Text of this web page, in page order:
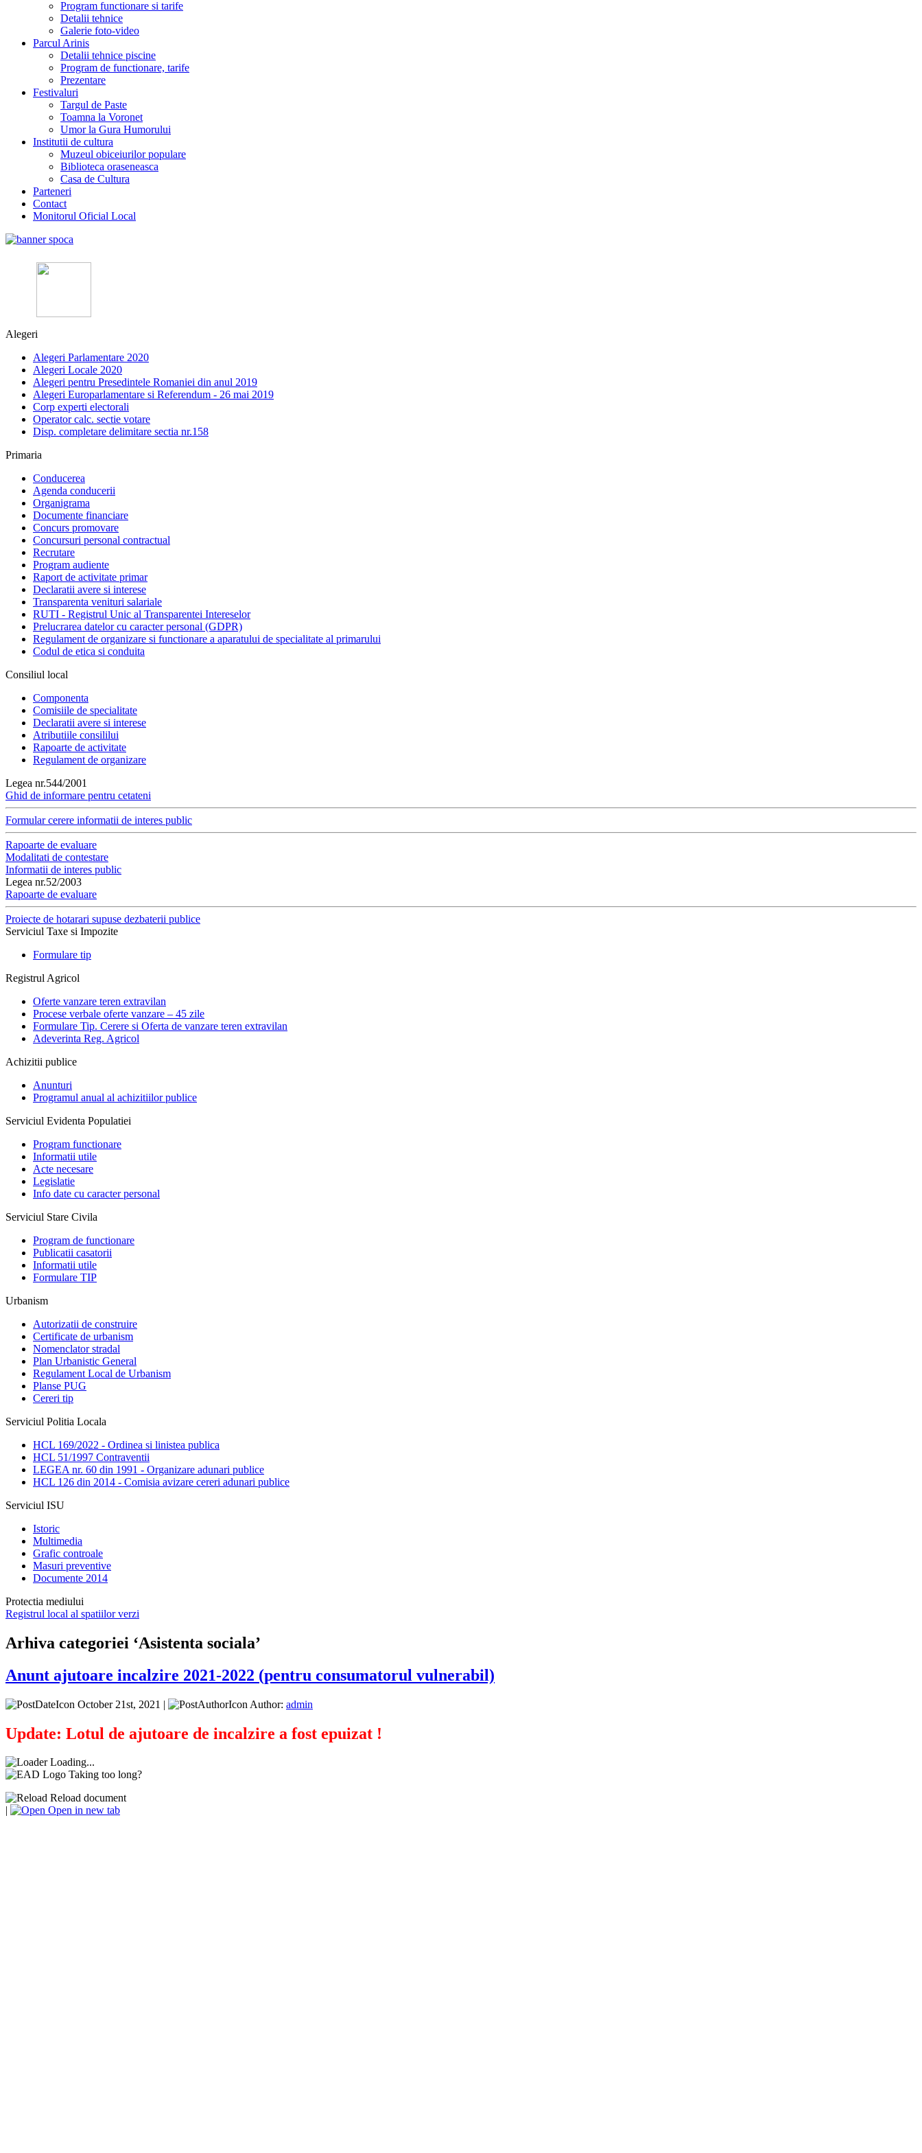
Program functionare si tarife
Detalii tehnice
Galerie foto-video
Parcul Arinis
Detalii tehnice piscine
Program de functionare, tarife
Prezentare
Festivaluri
Targul de Paste
Toamna la Voronet
Umor la Gura Humorului
Institutii de cultura
Muzeul obiceiurilor populare
Biblioteca oraseneasca
Casa de Cultura
Parteneri
Contact
Monitorul Oficial Local
Alegeri
Alegeri Parlamentare 2020
Alegeri Locale 2020
Alegeri pentru Presedintele Romaniei din anul 2019
Alegeri Europarlamentare si Referendum - 26 mai 2019
Corp experti electorali
Operator calc. sectie votare
Disp. completare delimitare sectia nr.158
Primaria
Conducerea
Agenda conducerii
Organigrama
Documente financiare
Concurs promovare
Concursuri personal contractual
Recrutare
Program audiente
Raport de activitate primar
Declaratii avere si interese
Transparenta venituri salariale
RUTI - Registrul Unic al Transparentei Intereselor
Prelucrarea datelor cu caracter personal (GDPR)
Regulament de organizare si functionare a aparatului de specialitate al primarului
Codul de etica si conduita
Consiliul local
Componenta
Comisiile de specialitate
Declaratii avere si interese
Atributiile consililui
Rapoarte de activitate
Regulament de organizare
Legea nr.544/2001
Ghid de informare pentru cetateni
Formular cerere informatii de interes public
Rapoarte de evaluare
Modalitati de contestare
Informatii de interes public
Legea nr.52/2003
Rapoarte de evaluare
Proiecte de hotarari supuse dezbaterii publice
Serviciul Taxe si Impozite
Formulare tip
Registrul Agricol
Oferte vanzare teren extravilan
Procese verbale oferte vanzare – 45 zile
Formulare Tip. Cerere si Oferta de vanzare teren extravilan
Adeverinta Reg. Agricol
Achizitii publice
Anunturi
Programul anual al achizitiilor publice
Serviciul Evidenta Populatiei
Program functionare
Informatii utile
Acte necesare
Legislatie
Info date cu caracter personal
Serviciul Stare Civila
Program de functionare
Publicatii casatorii
Informatii utile
Formulare TIP
Urbanism
Autorizatii de construire
Certificate de urbanism
Nomenclator stradal
Plan Urbanistic General
Regulament Local de Urbanism
Planse PUG
Cereri tip
Serviciul Politia Locala
HCL 169/2022 - Ordinea si linistea publica
HCL 51/1997 Contraventii
LEGEA nr. 60 din 1991 - Organizare adunari publice
HCL 126 din 2014 - Comisia avizare cereri adunari publice
Serviciul ISU
Istoric
Multimedia
Grafic controale
Masuri preventive
Documente 2014
Protectia mediului
Registrul local al spatiilor verzi
Arhiva categoriei ‘Asistenta sociala’
Anunt ajutoare incalzire 2021-2022 (pentru consumatorul vulnerabil)
October 21st, 2021 | Author: admin
Update: Lotul de ajutoare de incalzire a fost epuizat !
Loading...
Taking too long?
Reload document
|
Open in new tab